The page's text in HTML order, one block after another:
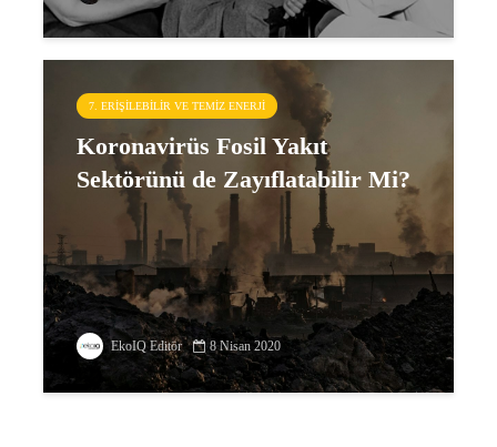
7. ERIŞILEBILIR VE TEMIZ ENERJI
Koronavirüs Fosil Yakıt
Sektörünü de Zayıflatabilir Mi?
EkoIQ Editör 8 Nisan 2020